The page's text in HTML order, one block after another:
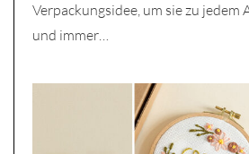
Verpackungsidee, um sie zu jedem
und immer…